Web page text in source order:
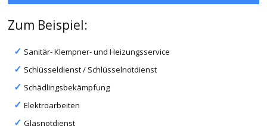
Zum Beispiel:
Sanitär- Klempner- und Heizungsservice
Schlüsseldienst / Schlüsselnotdienst
Schädlingsbekämpfung
Elektroarbeiten
Glasnotdienst